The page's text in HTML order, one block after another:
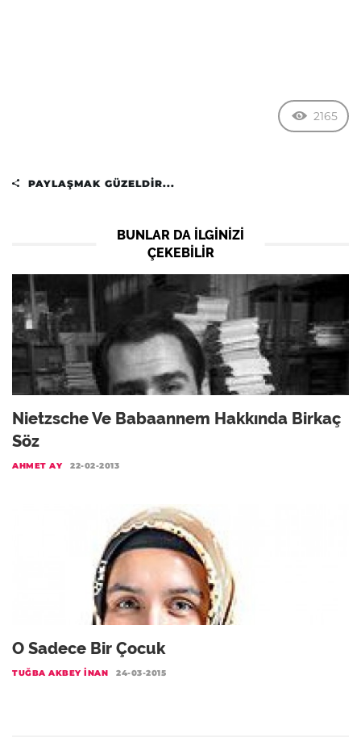
2165
PAYLAŞMAK GÜZELDIR...
BUNLAR DA ILGINIZI
ÇEKEBILIR
Nietzsche Ve Babaannem Hakkında Birkaç
Söz
AHMET AY 22-02-2013
O Sadece Bir Çocuk
TUĞBA AKBEY İNAN 24-03-2015